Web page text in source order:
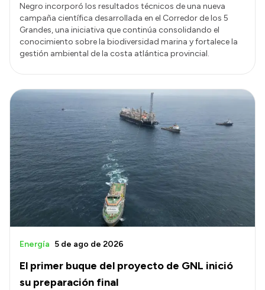
Negro incorporó los resultados técnicos de una nueva
campaña científica desarrollada en el Corredor de los 5
Grandes, una iniciativa que continúa consolidando el
conocimiento sobre la biodiversidad marina y fortalece la
gestión ambiental de la costa atlántica provincial.
El primer buque del proyecto de GNL inició
su preparación final
Energía 5 de ago de 2026